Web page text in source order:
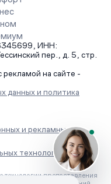
ИНН:
пер., д. 5, стр.
рекламой на сайте -
данных и политика
и рекламных
технологий
предоставления